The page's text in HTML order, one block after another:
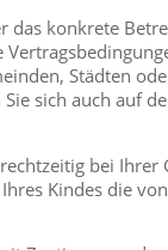
das konkrete
Städten
sich auch auf
bei Ihrer
Kindes die